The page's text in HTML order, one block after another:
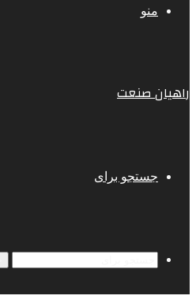
منو
راهیان صنعت
جستجو برای